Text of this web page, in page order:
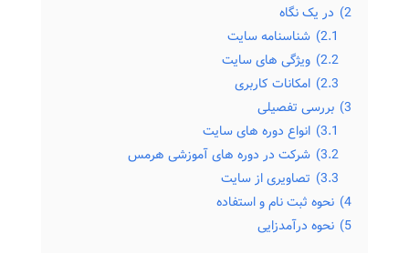
2) در یک نگاه
2.1) شناسنامه سایت
2.2) ویژگی های سایت
2.3) امکانات کاربری
3) بررسی تفصیلی
3.1) انواع دوره های سایت
3.2) شرکت در دوره های آموزشی هرمس
3.3) تصاویری از سایت
4) نحوه ثبت نام و استفاده
5) نحوه درآمدزایی